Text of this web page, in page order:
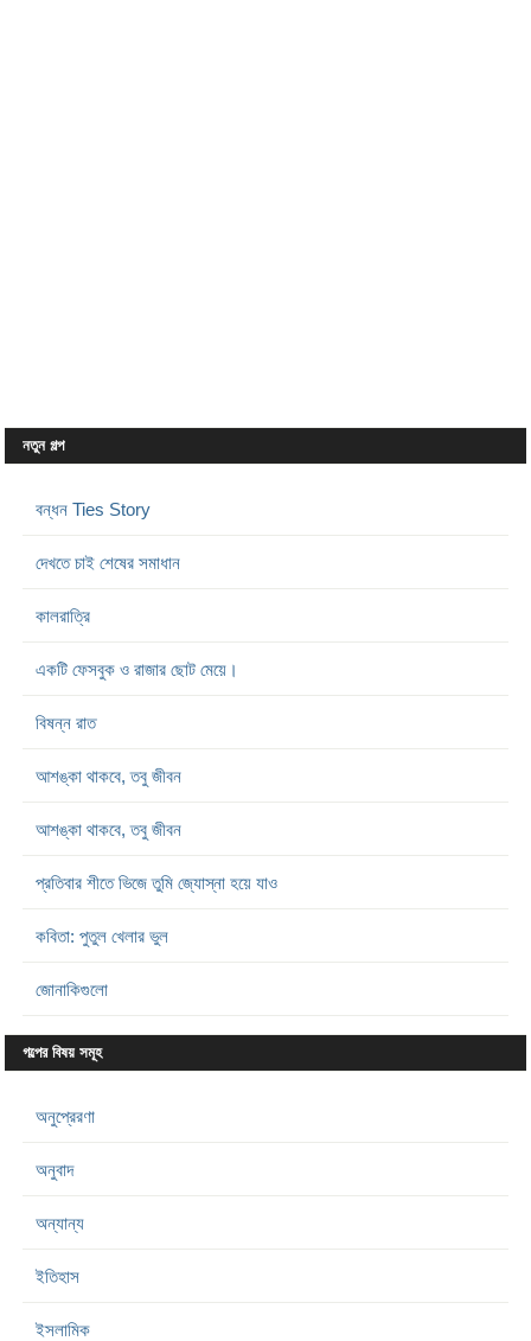
নতুন গল্প
বন্ধন Ties Story
দেখতে চাই শেষের সমাধান
কালরাত্রি
একটি ফেসবুক ও রাজার ছোট মেয়ে।
বিষন্ন রাত
আশঙ্কা থাকবে, তবু জীবন
আশঙ্কা থাকবে, তবু জীবন
প্রতিবার শীতে ভিজে তুমি জ্যোস্না হয়ে যাও
কবিতা: পুতুল খেলার ভুল
জোনাকিগুলো
গল্পের বিষয় সমূহ
অনুপ্রেরণা
অনুবাদ
অন্যান্য
ইতিহাস
ইসলামিক